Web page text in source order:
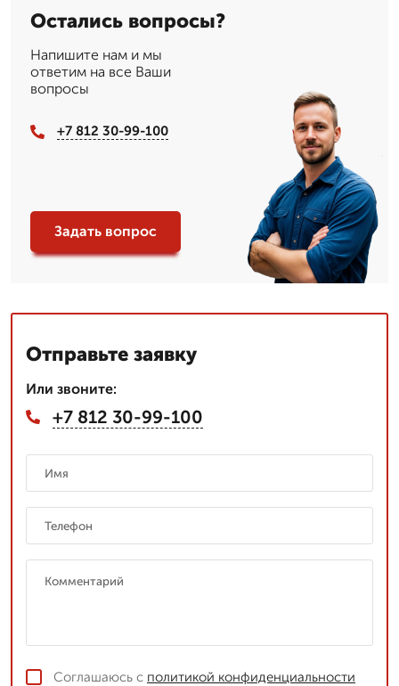
Остались вопросы?
Напишите нам и мы
ответим на все Ваши
вопросы
+7 812 30-99-100
Задать вопрос
Отправьте заявку
Или звоните:
+7 812 30-99-100
Соглашаюсь с политикой конфиденциальности